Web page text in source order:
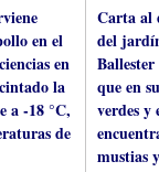
en el
en
la
a -18 °C,
de
Carta al
del
que en
verdes y
mustias